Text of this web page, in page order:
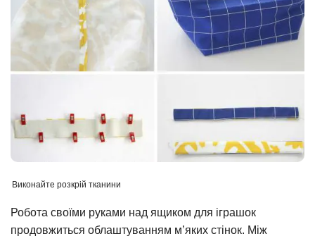
Виконайте розкрій тканини
Робота своїми руками над ящиком для іграшок
продовжиться облаштуванням м’яких стінок. Між